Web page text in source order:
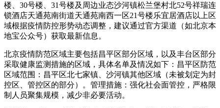
楼、30号楼、31号楼及周边业态沙河镇松兰堡村北52号祥瑞连
锁酒店天通苑南街道天通苑南西一区21号楼乐宜居酒店以上区
域根据疫情防控形势动态调整，建议通过官方渠道（如北京本
地宝公众号）获取最新信息。
北京疫情防范区域主要包括昌平区部分区域，以及丰台区部分
采取健康监测措施的区域，具体名单及情况如下：昌平区防范
区域范围：昌平区北七家镇、沙河镇其他区域（未被划定为封
控区、管控区的部分）。管理措施：强化社会面管控，严格限
制人员聚集规模，减少非必要活动。